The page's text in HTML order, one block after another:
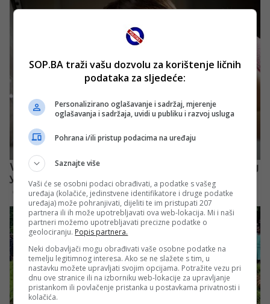
SOP.BA traži vašu dozvolu za korištenje ličnih
podataka za sljedeće:
Personalizirano oglašavanje i sadržaj, mjerenje
oglašavanja i sadržaja, uvidi u publiku i razvoj usluga
Pohrana i/ili pristup podacima na uređaju
Saznajte više
Vaši će se osobni podaci obrađivati, a podatke s vašeg
uređaja (kolačiće, jedinstvene identifikatore i druge podatke
uređaja) može pohranjivati, dijeliti te im pristupati 207
partnera ili ih može upotrebljavati ova web-lokacija. Mi i naši
partneri možemo upotrebljavati precizne podatke o
geolociranju. Popis partnera.
Neki dobavljači mogu obrađivati vaše osobne podatke na
temelju legitimnog interesa. Ako se ne slažete s tim, u
nastavku možete upravljati svojim opcijama. Potražite vezu pri
dnu ove stranice ili na izborniku web-lokacije za upravljanje
pristankom ili povlačenje pristanka u postavkama privatnosti i
kolačića.